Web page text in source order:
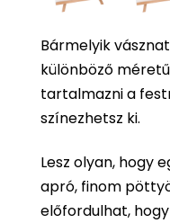
Bármelyik
különböző
tartalmazni a
színezhetsz ki.
Lesz olyan, hogy
apró, finom
előfordulhat,